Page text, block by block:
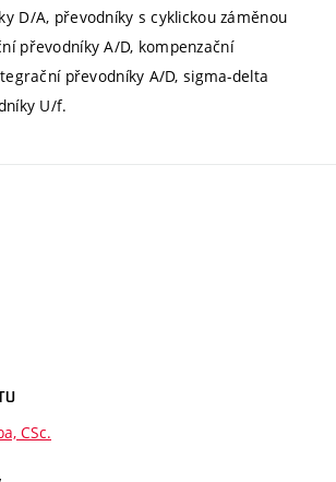
D/A, převodníky s cyklickou záměnou
převodníky A/D, kompenzační
převodníky A/D, sigma-delta
U/f.
CSc.